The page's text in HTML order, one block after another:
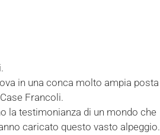
in una conca molto ampia posta
Francoli.
la testimonianza di un mondo che
caricato questo vasto alpeggio.